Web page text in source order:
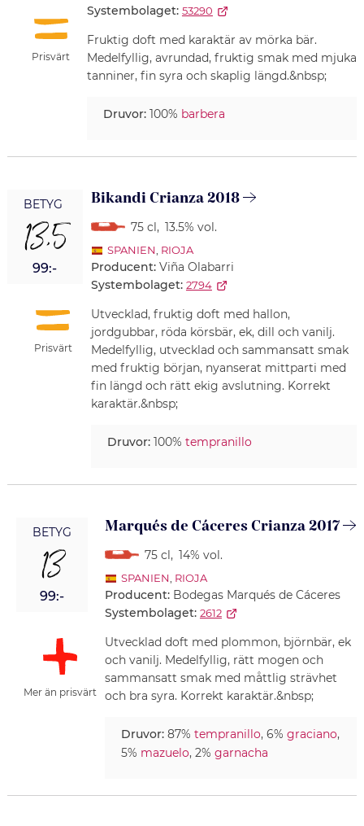
Prisvärt
Systembolaget: 53290
Fruktig doft med karaktär av mörka bär.
Medelfyllig, avrundad, fruktig smak med mjuka
tanniner, fin syra och skaplig längd.&nbsp;
Druvor:100% barbera
BETYG
13,5
99:-
Prisvärt
Bikandi Crianza 2018
75 cl, 13.5% vol.
SPANIEN RIOJA
Producent: Viña Olabarri
Systembolaget: 2794
Utvecklad, fruktig doft med hallon,
jordgubbar, röda körsbär, ek, dill och vanilj.
Medelfyllig, utvecklad och sammansatt smak
med fruktig början, nyanserat mittparti med
fin längd och rätt ekig avslutning. Korrekt
karaktär.&nbsp;
Druvor:100% tempranillo
BETYG
13
99:-
Mer än prisvärt
Marqués de Cáceres Crianza 2017
75 cl, 14% vol.
SPANIEN RIOJA
Producent: Bodegas Marqués de Cáceres
Systembolaget: 2612
Utvecklad doft med plommon, björnbär, ek
och vanilj. Medelfyllig, rätt mogen och
sammansatt smak med måttlig strävhet
och bra syra. Korrekt karaktär.&nbsp;
Druvor:87% tempranillo, 6% graciano,
5% mazuelo, 2% garnacha